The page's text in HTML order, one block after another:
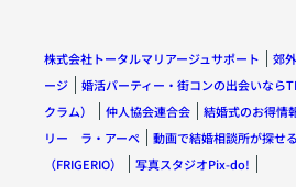
株式会社トータルマリアージュサポート
郊
ージ
婚活パーティー・街コンの出会いなら
クラム）
仲人協会連合会 結婚式のお得情
リー ラ・アーペ
動画で結婚相談所が探せ
（FRIGERIO）
写真スタジオPix-do!